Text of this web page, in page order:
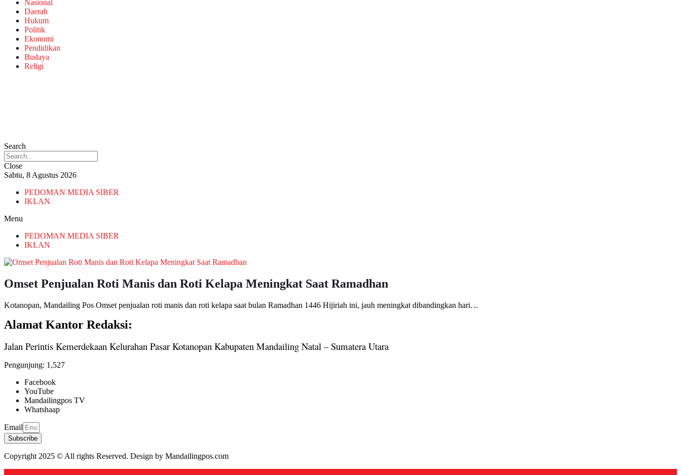
Nasional
Daerah
Hukum
Politik
Ekonomi
Pendidikan
Budaya
Religi
Search
Close
Sabtu, 8 Agustus 2026
PEDOMAN MEDIA SIBER
IKLAN
Menu
PEDOMAN MEDIA SIBER
IKLAN
Omset Penjualan Roti Manis dan Roti Kelapa Meningkat Saat Ramadhan
Kotanopan, Mandailing Pos Omset penjualan roti manis dan roti kelapa saat bulan Ramadhan 1446 Hijiriah ini, jauh meningkat dibandingkan hari…
Alamat Kantor Redaksi:
Jalan Perintis Kemerdekaan Kelurahan Pasar Kotanopan Kabupaten Mandailing Natal – Sumatera Utara
Pengunjung: 1,527
Facebook
YouTube
Mandailingpos TV
Whatshaap
Email
Subscribe
Copyright 2025 © All rights Reserved. Design by Mandailingpos.com